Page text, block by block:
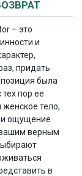
– это
и
придать
была
пор ее
тело,
и ощущение
вашим верным
в